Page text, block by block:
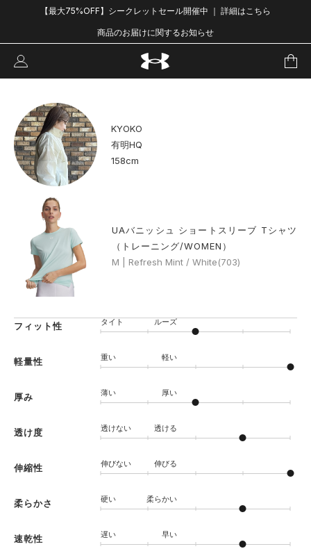
【最大75%OFF】シークレットセール開催中 ｜ 詳細はこちら
商品のお届けに関するお知らせ
KYOKO
有明HQ
158cm
UAバニッシュ ショートスリーブ Tシャツ
（トレーニング/WOMEN）
M | Refresh Mint / White(703)
フィット性 タイト ルーズ
軽量性 重い 軽い
厚み 薄い 厚い
透け度 透けない 透ける
伸縮性 伸びない 伸びる
柔らかさ 硬い 柔らかい
速乾性 遅い 早い